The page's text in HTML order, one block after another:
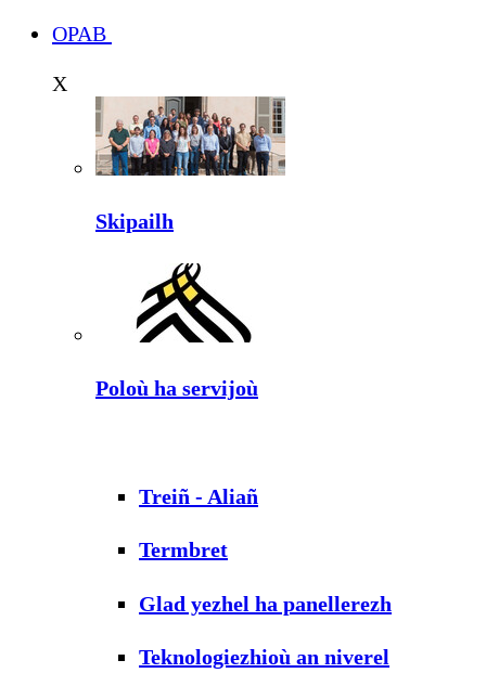
OPAB
X
Skipailh
Poloù ha servijoù
Treiñ - Aliañ
Termbret
Glad yezhel ha panellerezh
Teknologiezhioù an niverel